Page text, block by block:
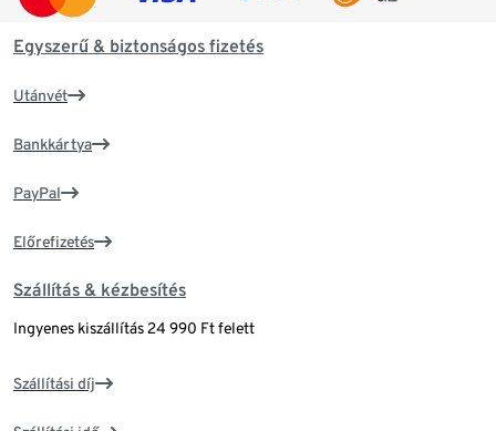
Egyszerű & biztonságos fizetés
Utánvét
Bankkártya
PayPal
Előrefizetés
Szállítás & kézbesítés
Ingyenes kiszállítás 24 990 Ft felett
Szállítási díj